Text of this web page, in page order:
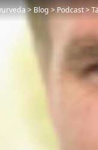
>Blog>Podcast>